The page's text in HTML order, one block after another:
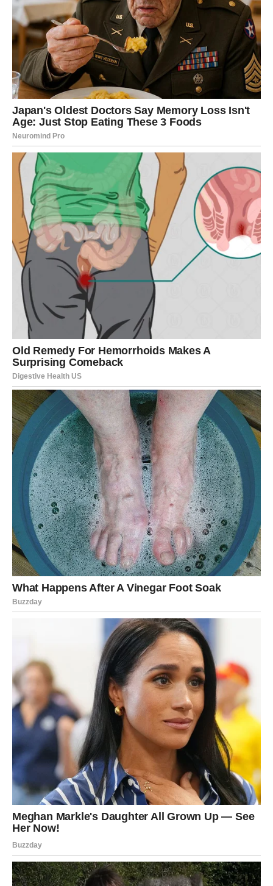
Prošlost se vraća sa važnim razlogom
Jedna osoba iz prošlosti mogla bi ponovo ući u vaš život.
To ne mora nužno biti bivša ljubav. Može biti prijatelj, član
porodice ili neko ko je nekada imao veliki uticaj na vas.
Njegov povratak pokreće lavinu emocija i tera vas da
sagledate neke stare događaje iz potpuno drugačije
perspektive.
Bićete iznenađeni koliko toga još uvek nije završeno.
IZNENAĐENJE KOJE NISTE
MOGLI DA PREDVIDITE
Iako ste poznati po tome što analizirate svaki detalj, sada
dolazi nešto što nećete uspeti da predvidite.
Vest koja stiže mogla bi promeniti vaše planove za
naredni period. U početku će delovati kao problem ili
prepreka, ali će se vrlo brzo pokazati da iza svega postoji
velika prilika.
Ono što sada izgleda kao šok, kasnije će se pokazati kao
jedan od najvažnijih događaja ove godine.
Otvaraju se vrata koja su dugo bila
zatvorena
Mnogi pripadnici ovog znaka dobiće priliku za novi
početak.
To može biti promena posla, novi poslovni projekat ili
važna odluka vezana za privatni život.
Vrata koja su vam ranije bila zatvorena sada se otvaraju
na potpuno neočekivan način.
Bićete iznenađeni koliko brzo stvari mogu krenuti u
drugom smeru.
LJUBAV DONOSI NAJVEĆI ŠOK
Kada je ljubav u pitanju, Device očekuje posebno
zanimljiv period.
Neko će pokazati emocije koje je dugo skrivao. Moguće
je da ćete konačno saznati šta jedna osoba zaista oseća
prema vama.
Sa jedne strane bićete srećni, a sa druge zbunjeni jer se